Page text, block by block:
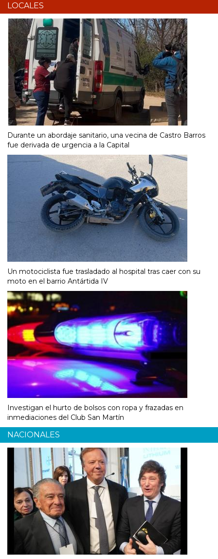
LOCALES
Durante un abordaje sanitario, una vecina de Castro Barros
fue derivada de urgencia a la Capital
Un motociclista fue trasladado al hospital tras caer con su
moto en el barrio Antártida IV
Investigan el hurto de bolsos con ropa y frazadas en
inmediaciones del Club San Martín
NACIONALES